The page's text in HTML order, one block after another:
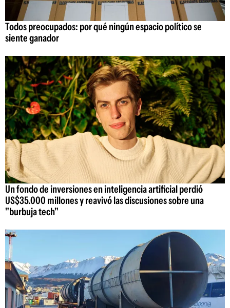
Todos preocupados: por qué ningún espacio político se
siente ganador
Un fondo de inversiones en inteligencia artificial perdió
US$35.000 millones y reavivó las discusiones sobre una
"burbuja tech"